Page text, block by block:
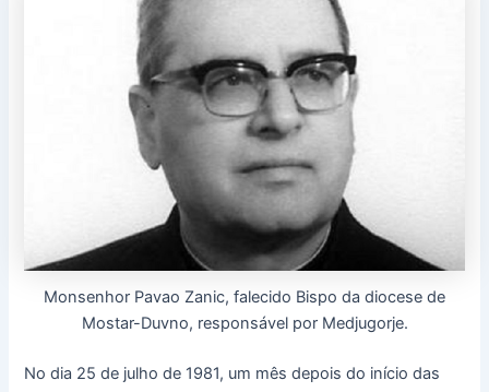
Monsenhor Pavao Zanic, falecido Bispo da diocese de
Mostar-Duvno, responsável por Medjugorje.
No dia 25 de julho de 1981, um mês depois do início das